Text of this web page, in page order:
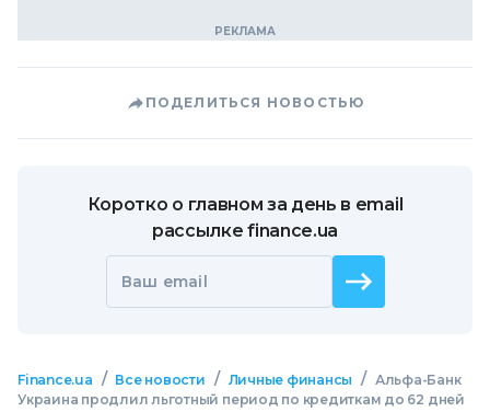
ПОДЕЛИТЬСЯ НОВОСТЬЮ
Коротко о главном за день в email
рассылке finance.ua
Ваш email
Finance.ua / Все новости / Личные финансы / Альфа-Банк
Украина продлил льготный период по кредиткам до 62 дней